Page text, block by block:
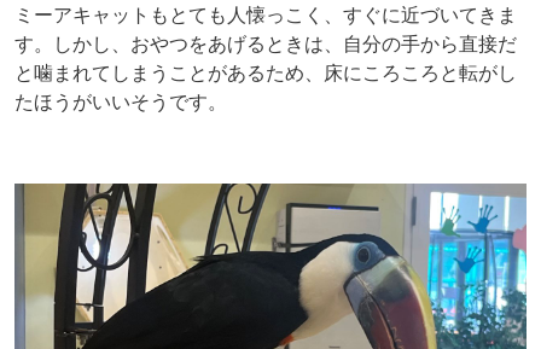
ミーアキャットもとても人懐っこく、すぐに近づいてきま
す。しかし、おやつをあげるときは、自分の手から直接だ
と噛まれてしまうことがあるため、床にころころと転がし
たほうがいいそうです。